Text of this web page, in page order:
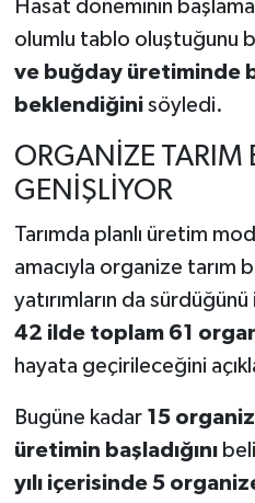
Hasat döneminin
olumlu tablo oluştuğunu
ve buğday üretiminde
beklendiğinisöyledi.
ORGANİZE TARIM
GENİŞLİYOR
Tarımda planlı üretim
amacıyla organize tarım
yatırımların da
42 ilde toplam 61
hayata geçirileceğini
Bugüne kadar 15
üretimin başladığını
yılı içerisinde 5